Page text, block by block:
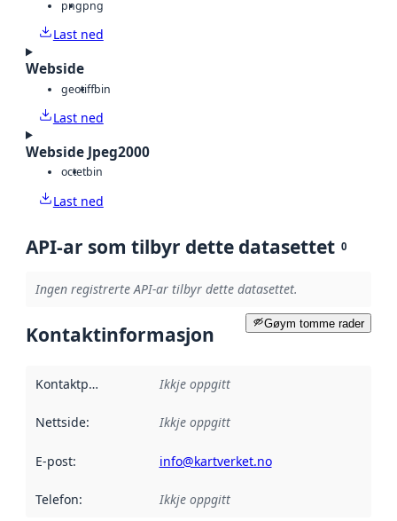
pngpng
Last ned
Webside
geotiffbin
Last ned
Webside Jpeg2000
octetbin
Last ned
API-ar som tilbyr dette datasettet 0
Ingen registrerte API-ar tilbyr dette datasettet.
Gøym tomme rader
Kontaktinformasjon
Kontaktpunkt Ikkje oppgitt
Nettside: Ikkje oppgitt
E-post: info@kartverket.no
Telefon: Ikkje oppgitt